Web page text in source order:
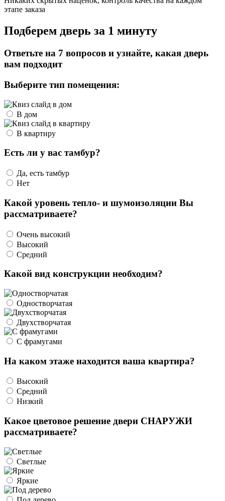
этапе заказа
Подберем дверь за 1 минуту
Ответьте на 7 вопросов и узнайте, какая дверь
вам подходит
Выберите тип помещения:
В дом
В квартиру
Есть ли у вас тамбур?
Да, есть тамбур
Нет
Какой уровень тепло- и шумоизоляции Вы
рассматриваете?
Очень высокий
Высокий
Средний
Какой вид конструкции необходим?
Одностворчатая
Двухстворчатая
С фрамугами
На каком этаже находится ваша квартира?
Высокий
Средний
Низкий
Какое цветовое решение двери СНАРУЖИ
рассматриваете?
Светлые
Яркие